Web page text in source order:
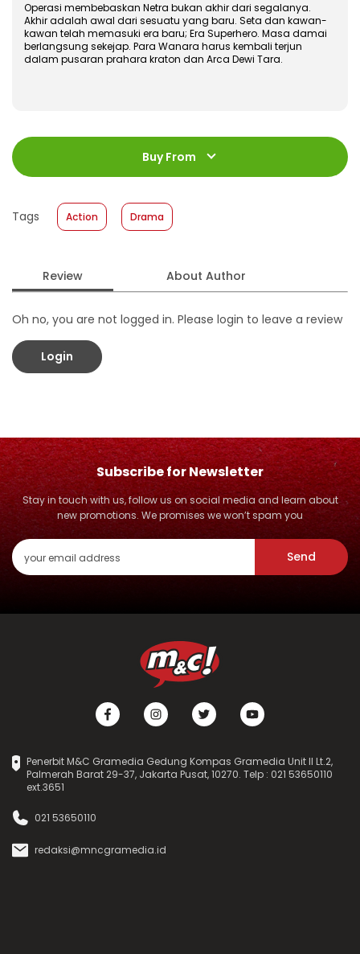
Operasi membebaskan Netra bukan akhir dari segalanya.
Akhir adalah awal dari sesuatu yang baru. Seta dan kawan-
kawan telah memasuki era baru; Era Superhero. Masa damai
berlangsung sekejap. Para Wanara harus kembali terjun
dalam pusaran prahara kraton dan Arca Dewi Tara.
ISBN :
978-602-428-385-8
168 halaman
Size
:
14,8 x 21
Format
: Hardcover
Buy From
Tags Action Drama
Review About Author
Oh no, you are not logged in. Please login to leave a review
Login
Subscribe for Newsletter
Stay in touch with us, follow us on social media and learn about
new promotions. We promises we won’t spam you
Send
Penerbit M&C Gramedia Gedung Kompas Gramedia Unit II Lt.2,
Palmerah Barat 29-37, Jakarta Pusat, 10270. Telp : 021 53650110
ext.3651
021 53650110
redaksi@mncgramedia.id